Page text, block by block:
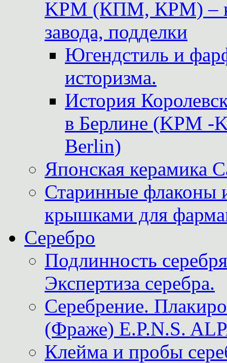
KPM (КПМ, КРМ) –
завода, подделки
Югендстиль и
историзма.
История
в Берлине (KPM -
Berlin)
Японская керамика
Старинные флаконы
крышками для
Серебро
Подлинность
Экспертиза серебра.
Серебрение.
(Фраже) E.P.N.S.
Клейма и пробы